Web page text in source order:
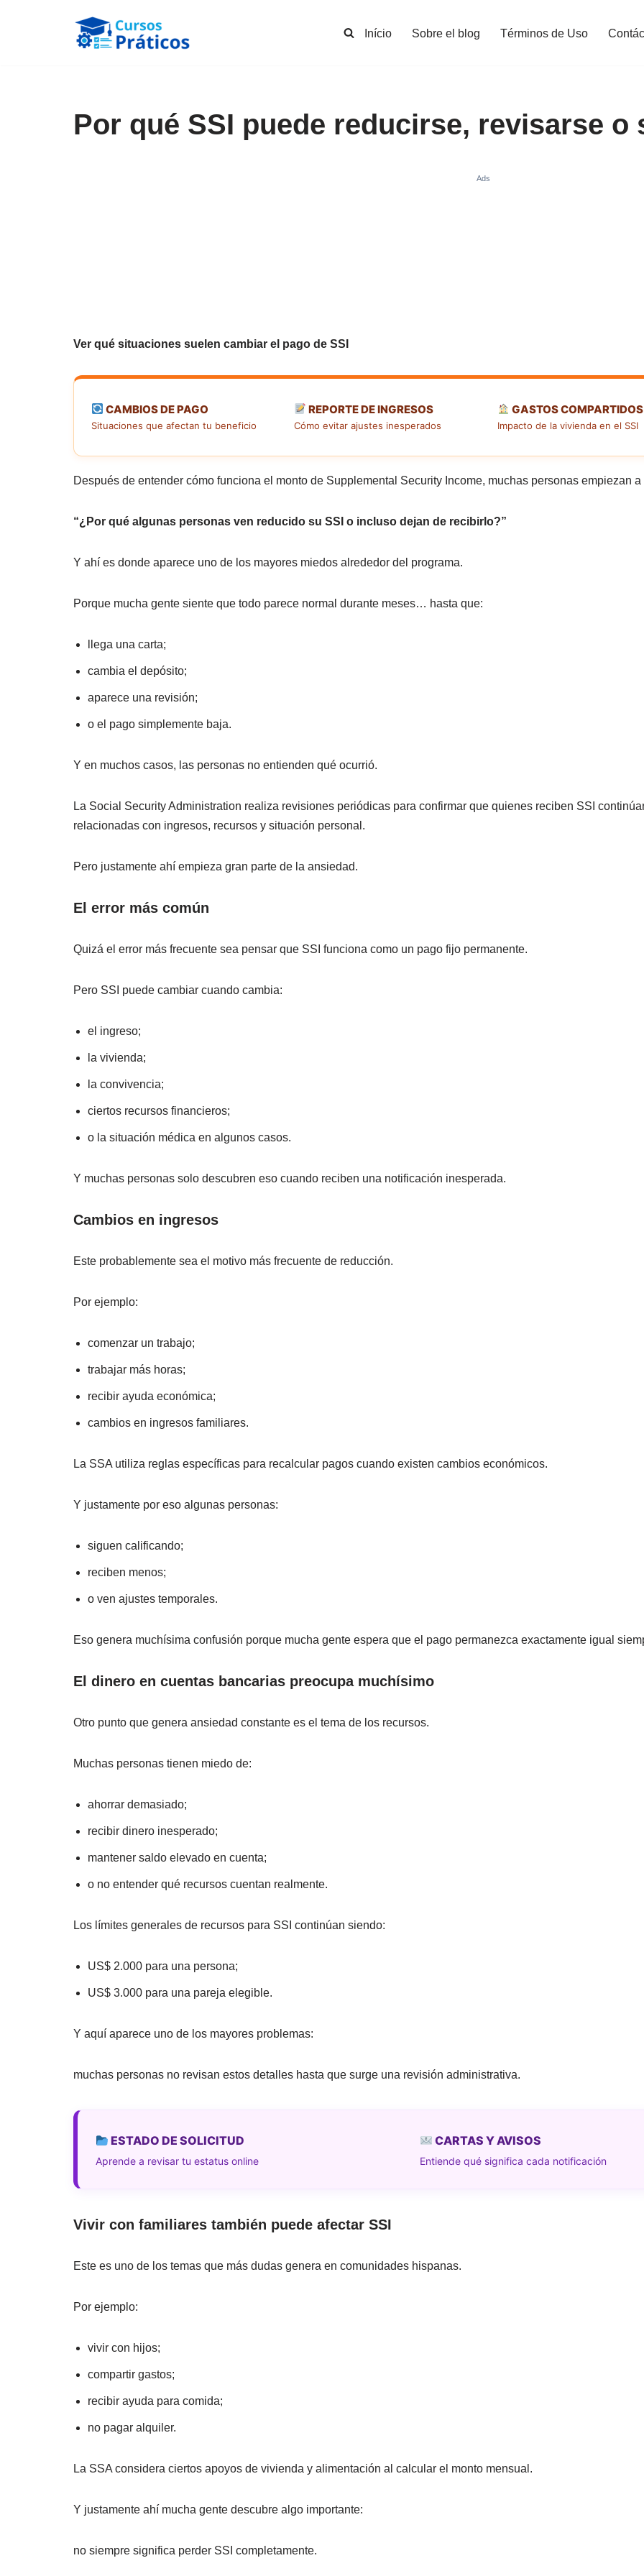
Início Sobre el blog Términos de Uso
Por qué SSI puede reducirse, revisarse o
Ads
Ver qué situaciones suelen cambiar el pago de SSI
CAMBIOS DE PAGO
Situaciones que afectan tu beneficio
REPORTE DE INGRESOS
Cómo evitar ajustes inesperados
GASTOS COMPARTIDOS
Impacto de la vivienda en el SSI
Después de entender cómo funciona el monto de Supplemental Security Income, muchas personas empiezan
“¿Por qué algunas personas ven reducido su SSI o incluso dejan de recibirlo?”
Y ahí es donde aparece uno de los mayores miedos alrededor del programa.
Porque mucha gente siente que todo parece normal durante meses… hasta que:
llega una carta;
cambia el depósito;
aparece una revisión;
o el pago simplemente baja.
Y en muchos casos, las personas no entienden qué ocurrió.
La Social Security Administration realiza revisiones periódicas para confirmar que quienes reciben SSI
relacionadas con ingresos, recursos y situación personal.
Pero justamente ahí empieza gran parte de la ansiedad.
El error más común
Quizá el error más frecuente sea pensar que SSI funciona como un pago fijo permanente.
Pero SSI puede cambiar cuando cambia:
el ingreso;
la vivienda;
la convivencia;
ciertos recursos financieros;
o la situación médica en algunos casos.
Y muchas personas solo descubren eso cuando reciben una notificación inesperada.
Cambios en ingresos
Este probablemente sea el motivo más frecuente de reducción.
Por ejemplo:
comenzar un trabajo;
trabajar más horas;
recibir ayuda económica;
cambios en ingresos familiares.
La SSA utiliza reglas específicas para recalcular pagos cuando existen cambios económicos.
Y justamente por eso algunas personas:
siguen calificando;
reciben menos;
o ven ajustes temporales.
Eso genera muchísima confusión porque mucha gente espera que el pago permanezca exactamente igual
El dinero en cuentas bancarias preocupa muchísimo
Otro punto que genera ansiedad constante es el tema de los recursos.
Muchas personas tienen miedo de:
ahorrar demasiado;
recibir dinero inesperado;
mantener saldo elevado en cuenta;
o no entender qué recursos cuentan realmente.
Los límites generales de recursos para SSI continúan siendo:
US$ 2.000 para una persona;
US$ 3.000 para una pareja elegible.
Y aquí aparece uno de los mayores problemas:
muchas personas no revisan estos detalles hasta que surge una revisión administrativa.
ESTADO DE SOLICITUD
Aprende a revisar tu estatus online
CARTAS Y AVISOS
Entiende qué significa cada notificación
Vivir con familiares también puede afectar SSI
Este es uno de los temas que más dudas genera en comunidades hispanas.
Por ejemplo:
vivir con hijos;
compartir gastos;
recibir ayuda para comida;
no pagar alquiler.
La SSA considera ciertos apoyos de vivienda y alimentación al calcular el monto mensual.
Y justamente ahí mucha gente descubre algo importante:
no siempre significa perder SSI completamente.